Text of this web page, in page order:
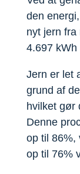
den
nyt jern fra
4.697
Jern er let
grund af
hvilket gør
Denne
op til 86%,
op til 76%